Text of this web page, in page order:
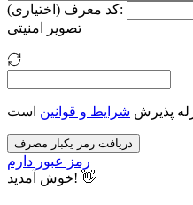
کد معرف (اختیاری):
تصویر امنیتی
پذیرش شرایط و قوانین
دریافت رمز یکبار مصرف
رمز عبور دارم
خوش آمدید! 👋